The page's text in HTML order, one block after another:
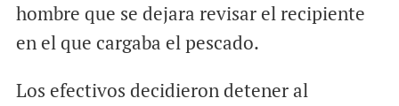
hombre que se dejara revisar el recipiente
en el que cargaba el pescado.
Los efectivos decidieron detener al